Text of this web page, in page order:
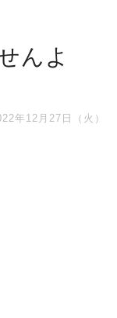
んよ
年12月27日（火）